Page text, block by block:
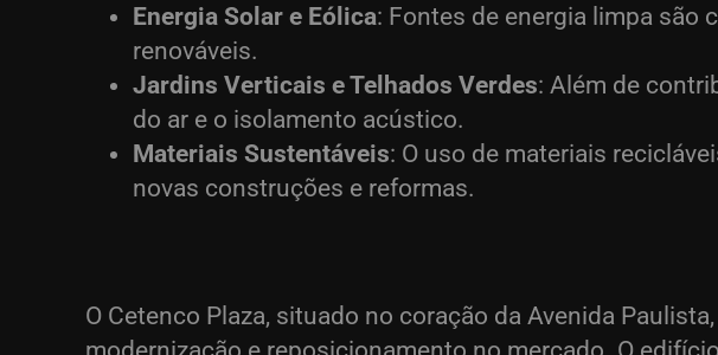
Energia Solar e Eólica: Fontes de energia limpa são
renováveis.
Jardins Verticais e Telhados Verdes: Além de
do ar e o isolamento acústico.
Materiais Sustentáveis: O uso de materiais
novas construções e reformas.
O Cetenco Plaza, situado no coração da Avenida